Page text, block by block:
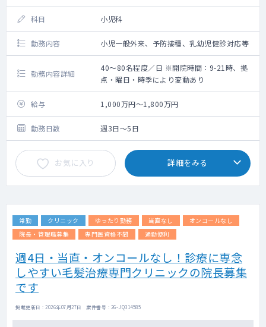
科目 小児科
勤務内容 小児一般外来、予防接種、乳幼児健診対応等
勤務内容詳細
40～80名程度／日 ※開院時間：9-21時、拠
点・曜日・時季により変動あり
給与 1,000万円～1,800万円
勤務日数 週3日～5日
お気に入り 詳細をみる
常勤 クリニック ゆったり勤務 当直なし
オンコールなし
院長・管理職募集
専門医資格不問 通勤便利
週4日・当直・オンコールなし！診療に専念
しやすい毛髪治療専門クリニックの院長募集
です
掲載更新日 : 2026年07月27日 案件番号 : 26-JQ314585